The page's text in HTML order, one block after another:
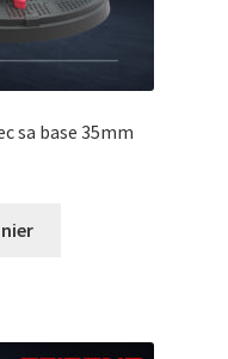
sa base 35mm